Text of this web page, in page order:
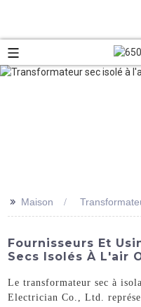
>> Maison
Fournisseurs Et
Secs Isolés À L'air
Le transformateur sec à
Electrician Co., Ltd.